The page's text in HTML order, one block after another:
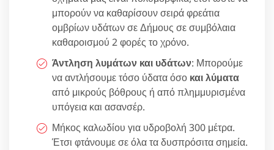
μπορούν να καθαρίσουν σειρά φρεάτια
ομβρίων υδάτων σε Δήμους σε συμβόλαια
καθαροισμού 2 φορές το χρόνο.
Άντληση λυμάτων και υδάτων: Μπορούμε
να αντλήσουμε τόσο ύδατα όσο και λύματα
από μικρούς βόθρους ή από πλημμυρισμένα
υπόγεια και ασανσέρ.
Μήκος καλωδίου για υδροβολή 300 μέτρα.
Έτσι φτάνουμε σε όλα τα δυσπρόσιτα σημεία.